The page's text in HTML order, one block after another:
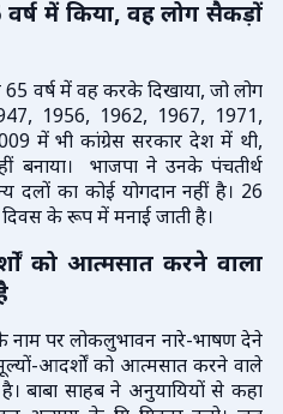
वर्ष में किया, वह लोग सैकड़ों
65 वर्ष में वह करके दिखाया, जो लोग
1956, 1962, 1967, 1971,
में भी कांग्रेस सरकार देश में थी,
बनाया। भाजपा ने उनके पंचतीर्थ
दलों का कोई योगदान नहीं है। 26
के रूप में मनाई जाती है।
को आत्मसात करने वाला
नाम पर लोकलुभावन नारे-भाषण देने
आदर्शों को आत्मसात करने वाले
है। बाबा साहब ने अनुयायियों से कहा